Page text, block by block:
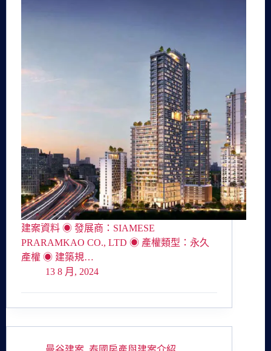
建案資料 ◉ 發展商：SIAMESE
PRARAMKAO CO., LTD ◉ 產權類型：永久
產權 ◉ 建築規…
13 8 月, 2024